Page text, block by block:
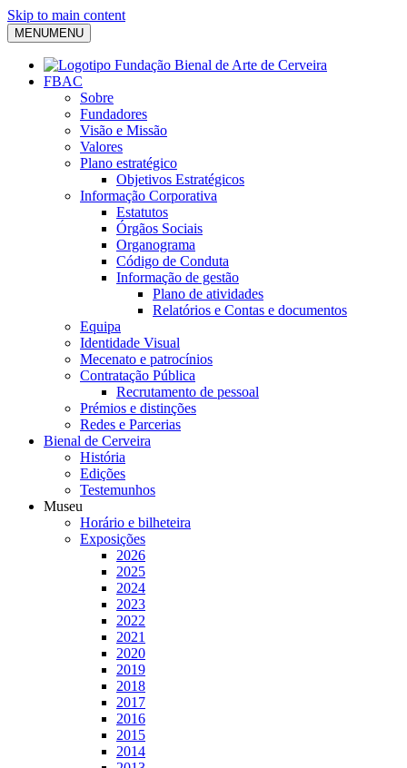
Skip to main content
MENUMENU
FBAC
Sobre
Fundadores
Visão e Missão
Valores
Plano estratégico
Objetivos Estratégicos
Informação Corporativa
Estatutos
Órgãos Sociais
Organograma
Código de Conduta
Informação de gestão
Plano de atividades
Relatórios e Contas e documentos
Equipa
Identidade Visual
Mecenato e patrocínios
Contratação Pública
Recrutamento de pessoal
Prémios e distinções
Redes e Parcerias
Bienal de Cerveira
História
Edições
Testemunhos
Museu
Horário e bilheteira
Exposições
2026
2025
2024
2023
2022
2021
2020
2019
2018
2017
2016
2015
2014